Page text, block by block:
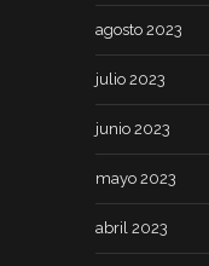
agosto 2023
julio 2023
junio 2023
mayo 2023
abril 2023